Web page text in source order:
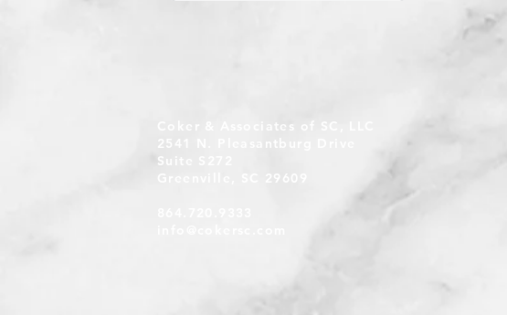
Coker & Associates of SC, LLC
2541 N. Pleasantburg Drive
Suite S272
Greenville, SC 29609